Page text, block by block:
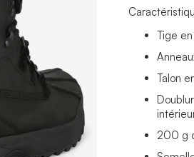
Tige
Talon
200 g